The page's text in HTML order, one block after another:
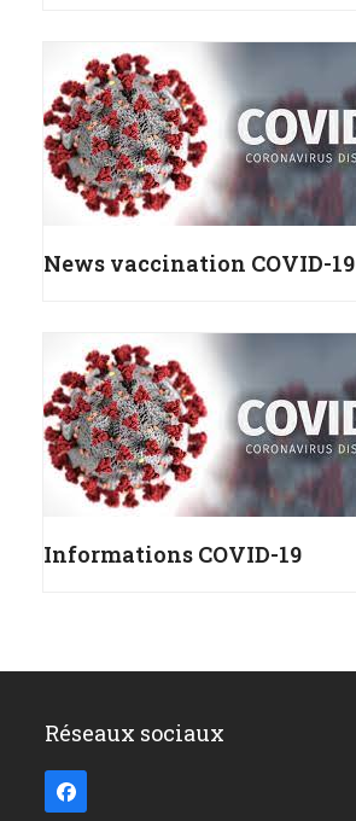
News vaccination COVID-19
Informations COVID-19
Réseaux sociaux
Facebook